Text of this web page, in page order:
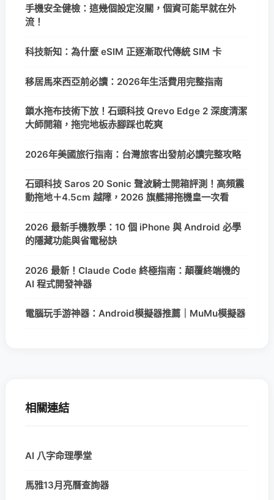
手機安全健檢：這幾個設定沒關，個資可能早就在外
流！
科技新知：為什麼 eSIM 正逐漸取代傳統 SIM 卡
移居馬來西亞前必讀：2026年生活費用完整指南
鎖水拖布技術下放！石頭科技 Qrevo Edge 2 深度清潔
大師開箱，拖完地板赤腳踩也乾爽
2026年美國旅行指南：台灣旅客出發前必讀完整攻略
石頭科技 Saros 20 Sonic 聲波騎士開箱評測！高頻震
動拖地＋4.5cm 越障，2026 旗艦掃拖機皇一次看
2026 最新手機教學：10 個 iPhone 與 Android 必學
的隱藏功能與省電秘訣
2026 最新！Claude Code 終極指南：顛覆終端機的
AI 程式開發神器
電腦玩手游神器：Android模擬器推薦｜MuMu模擬器
相關連結
AI 八字命理學堂
馬雅13月亮曆查詢器